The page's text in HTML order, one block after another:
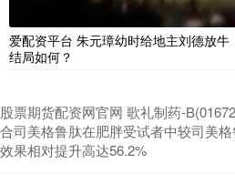
爱配资平台 朱元璋幼时给地主刘德放
结局如何？
股票期货配资网官网 歌礼制药-
合司美格鲁肽在肥胖受试者中较司美
效果相对提升高达56.2%